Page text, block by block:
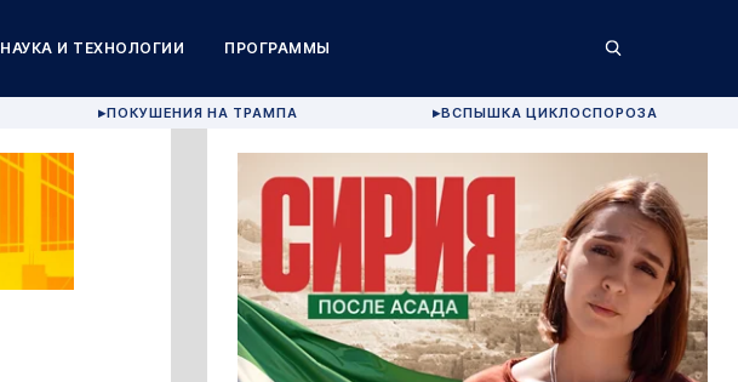
НАУКА И ТЕХНОЛОГИИ ПРОГРАММЫ
▶ПОКУШЕНИЯ НА ТРАМПА ▶ВСПЫШКА ЦИКЛОСПОРОЗА